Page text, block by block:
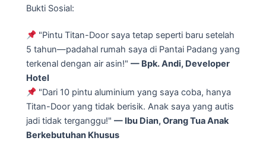
Bukti Sosial:
"Pintu Titan-Door saya tetap seperti baru setelah
5 tahun—padahal rumah saya di Pantai Padang yang
terkenal dengan air asin!" — Bpk. Andi, Developer
Hotel
"Dari 10 pintu aluminium yang saya coba, hanya
Titan-Door yang tidak berisik. Anak saya yang autis
jadi tidak terganggu!" — Ibu Dian, Orang Tua Anak
Berkebutuhan Khusus